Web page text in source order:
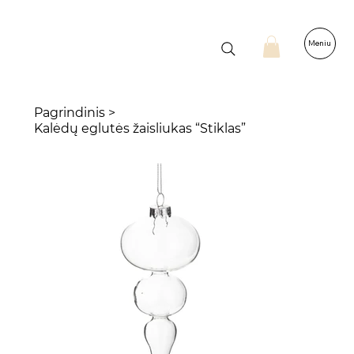
Meniu
Pagrindinis >
Kalėdų eglutės žaisliukas “Stiklas”